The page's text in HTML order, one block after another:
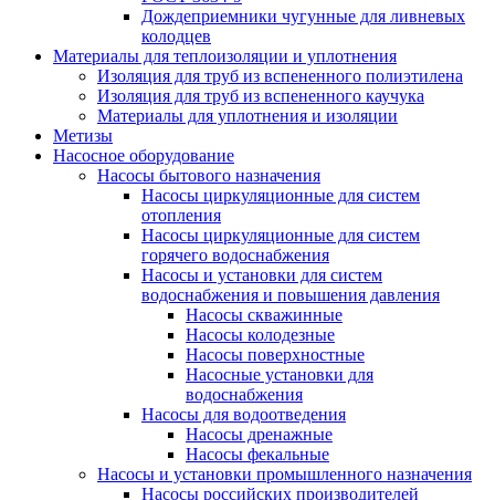
Дождеприемники чугунные для ливневых
колодцев
Материалы для теплоизоляции и уплотнения
Изоляция для труб из вспененного полиэтилена
Изоляция для труб из вспененного каучука
Материалы для уплотнения и изоляции
Метизы
Насосное оборудование
Насосы бытового назначения
Насосы циркуляционные для систем
отопления
Насосы циркуляционные для систем
горячего водоснабжения
Насосы и установки для систем
водоснабжения и повышения давления
Насосы скважинные
Насосы колодезные
Насосы поверхностные
Насосные установки для
водоснабжения
Насосы для водоотведения
Насосы дренажные
Насосы фекальные
Насосы и установки промышленного назначения
Насосы российских производителей